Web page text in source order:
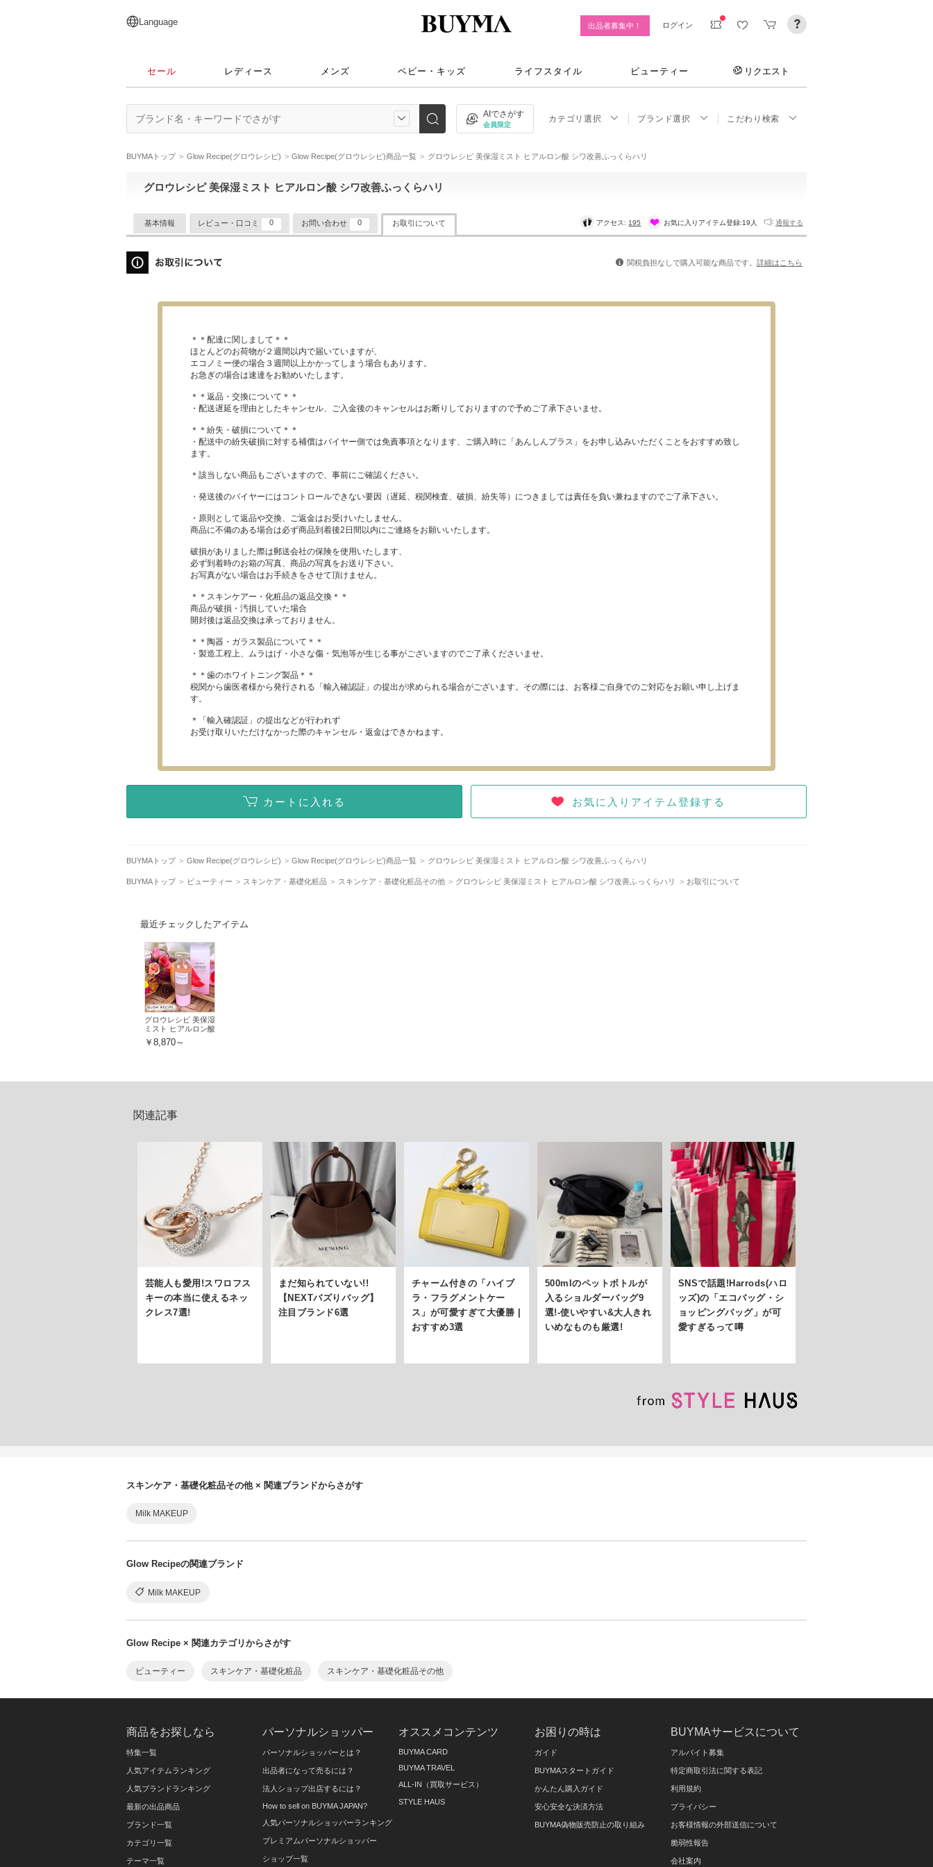
日本語
English
简体中文
繁體中文
Language 出品者募集中！ ログイン
セール レディース メンズ ベビー・キッズ ライフスタイル ビューティー リクエスト
AIでさがす
会員限定
カテゴリ選択 ブランド選択 こだわり検索
BUYMAトップ Glow Recipe(グロウレシピ) Glow Recipe(グロウレシピ)商品一覧 グロウレシピ 美保湿ミスト ヒアルロン酸 シワ改善ふっくらハリ
グロウレシピ 美保湿ミスト ヒアルロン酸 シワ改善ふっくらハリ
基本情報 レビュー・口コミ 0 お問い合わせ 0 お取引について アクセス: 195 お気に入りアイテム登録:19人 通報する
関税負担なしで購入可能な商品です。詳細はこちら
＊＊配達に関しまして＊＊
ほとんどのお荷物が２週間以内で届いていますが、
エコノミー便の場合３週間以上かかってしまう場合もあります。
お急ぎの場合は速達をお勧めいたします。
＊＊返品・交換について＊＊
・配送遅延を理由としたキャンセル、ご入金後のキャンセルはお断りしておりますので予めご了承下さいませ。
＊＊紛失・破損について＊＊
・配送中の紛失破損に対する補償はバイヤー側では免責事項となります、ご購入時に「あんしんプラス」をお申し込みいただくことをおすすめ致し
ます。
＊該当しない商品もございますので、事前にご確認ください。
・発送後のバイヤーにはコントロールできない要因（遅延、税関検査、破損、紛失等）につきましては責任を負い兼ねますのでご了承下さい。
・原則として返品や交換、ご返金はお受けいたしません。
商品に不備のある場合は必ず商品到着後2日間以内にご連絡をお願いいたします。
破損がありました際は郵送会社の保険を使用いたします、
必ず到着時のお箱の写真、商品の写真をお送り下さい。
お写真がない場合はお手続きをさせて頂けません。
＊＊スキンケアー・化粧品の返品交換＊＊
商品が破損・汚損していた場合
開封後は返品交換は承っておりません。
＊＊陶器・ガラス製品について＊＊
・製造工程上、ムラはげ・小さな傷・気泡等が生じる事がございますのでご了承くださいませ。
＊＊歯のホワイトニング製品＊＊
税関から歯医者様から発行される「輸入確認証」の提出が求められる場合がございます。その際には、お客様ご自身でのご対応をお願い申し上げま
す。
＊「輸入確認証」の提出などが行われず
お受け取りいただけなかった際のキャンセル・返金はできかねます。
カートに入れる お気に入りアイテム登録する
BUYMAトップ Glow Recipe(グロウレシピ) Glow Recipe(グロウレシピ)商品一覧 グロウレシピ 美保湿ミスト ヒアルロン酸 シワ改善ふっくらハリ
BUYMAトップ ビューティー スキンケア・基礎化粧品 スキンケア・基礎化粧品その他 グロウレシピ 美保湿ミスト ヒアルロン酸 シワ改善ふっくらハリ お取引について
最近チェックしたアイテム
グロウレシピ 美保湿
ミスト ヒアルロン酸
シワ改善ふっくらハ
リ
￥8,870～
関連記事
芸能人も愛用!スワロフス
キーの本当に使えるネッ
クレス7選!
まだ知られていない!!
【NEXTバズりバッグ】
注目ブランド6選
チャーム付きの「ハイブ
ラ・フラグメントケー
ス」が可愛すぎて大優勝 |
おすすめ3選
500mlのペットボトルが
入るショルダーバッグ9
選!-使いやすい&大人きれ
いめなものも厳選!
SNSで話題!Harrods(ハロ
ッズ)の「エコバッグ・シ
ョッピングバッグ」が可
愛すぎるって噂
スキンケア・基礎化粧品その他 × 関連ブランドからさがす
Milk MAKEUP
Glow Recipeの関連ブランド
Milk MAKEUP
Glow Recipe × 関連カテゴリからさがす
ビューティー スキンケア・基礎化粧品 スキンケア・基礎化粧品その他
商品をお探しなら
特集一覧
人気アイテムランキング
人気ブランドランキング
最新の出品商品
ブランド一覧
カテゴリ一覧
テーマ一覧
パーソナルショッパー
パーソナルショッパーとは？
出品者になって売るには？
法人ショップ出店するには？
How to sell on BUYMA JAPAN?
人気パーソナルショッパーランキング
プレミアムパーソナルショッパー
ショップ一覧
オススメコンテンツ
BUYMA CARD
BUYMA TRAVEL
ALL-IN（買取サービス）
STYLE HAUS
お困りの時は
ガイド
BUYMAスタートガイド
かんたん購入ガイド
安心安全な決済方法
BUYMA偽物販売防止の取り組み
BUYMAサービスについて
アルバイト募集
特定商取引法に関する表記
利用規約
プライバシー
お客様情報の外部送信について
脆弱性報告
会社案内